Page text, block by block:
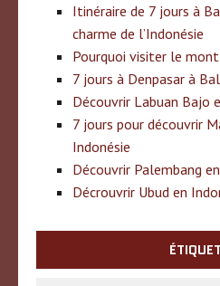
Itinéraire de 7 jours à
charme de l’Indonésie
Pourquoi visiter le
7 jours à Denpasar à
Découvrir Labuan Bajo
7 jours pour découvrir
Indonésie
Découvrir Palembang
Décrouvrir Ubud en